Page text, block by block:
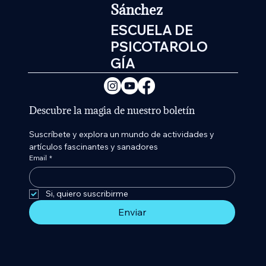
Descubre la magia de nuestro boletín
Suscríbete y explora un mundo de actividades y
artículos fascinantes y sanadores
Email *
Enviar
Sánchez
ESCUELA DE
PSICOTAROLO
GÍA